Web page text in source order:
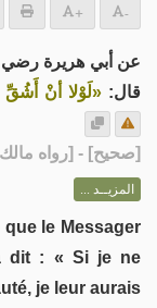
+ -
عن أبي هريرة رضي
قال:«لَوْلا أنْ
[صحيح] - [رواه
المزيــد ...
que le Messager
dit : « Si je ne
je leur aurais